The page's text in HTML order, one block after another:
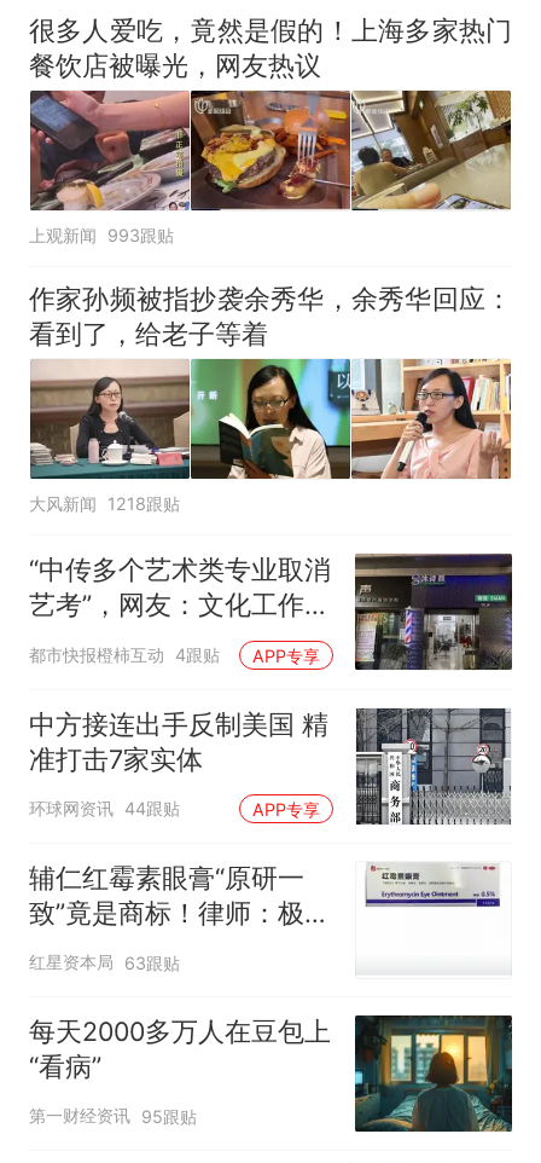
很多人爱吃，竟然是假的！上海多家热门
餐饮店被曝光，网友热议
上观新闻 993跟贴
作家孙频被指抄袭余秀华，余秀华回应：
看到了，给老子等着
大风新闻 1218跟贴
“中传多个艺术类专业取消
艺考”，网友：文化工作者
一定要有文化，这句话的
含金量还在持续上升
都市快报橙柿互动 4跟贴 APP专享
中方接连出手反制美国 精
准打击7家实体
环球网资讯 44跟贴 APP专享
辅仁红霉素眼膏“原研一
致”竟是商标！律师：极易
误导消费者，不妥
红星资本局 63跟贴
每天2000多万人在豆包上
“看病”
第一财经资讯 95跟贴